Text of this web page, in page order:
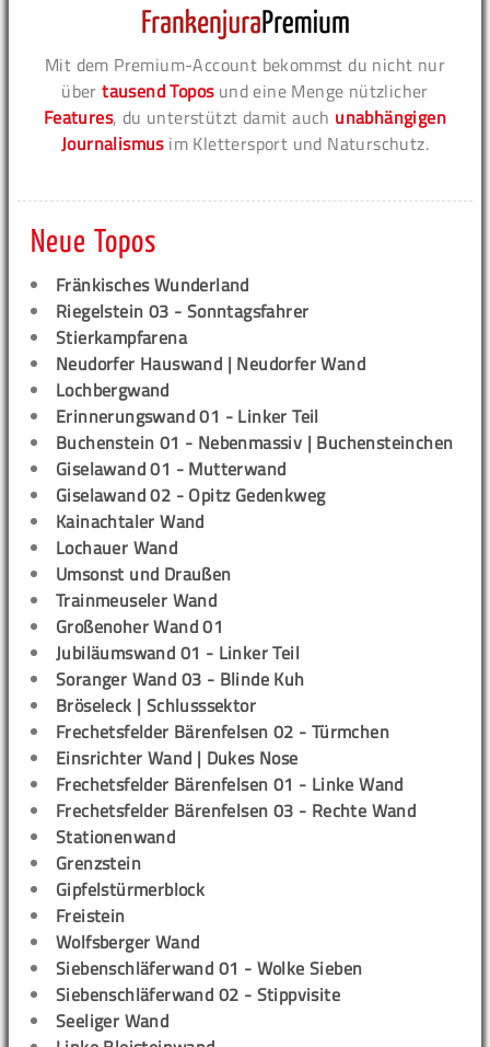
Mit dem Premium-Account bekommst du nicht nur
übertausend Toposund eine Menge nützlicher
Features, du unterstützt damit auch unabhängigen
Journalismusim Klettersport und Naturschutz.
Neue Topos
Fränkisches Wunderland
Riegelstein 03 - Sonntagsfahrer
Stierkampfarena
Neudorfer Hauswand | Neudorfer Wand
Lochbergwand
Erinnerungswand 01 - Linker Teil
Buchenstein 01 - Nebenmassiv | Buchensteinchen
Giselawand 01 - Mutterwand
Giselawand 02 - Opitz Gedenkweg
Kainachtaler Wand
Lochauer Wand
Umsonst und Draußen
Trainmeuseler Wand
Großenoher Wand 01
Jubiläumswand 01 - Linker Teil
Soranger Wand 03 - Blinde Kuh
Bröseleck | Schlusssektor
Frechetsfelder Bärenfelsen 02 - Türmchen
Einsrichter Wand | Dukes Nose
Frechetsfelder Bärenfelsen 01 - Linke Wand
Frechetsfelder Bärenfelsen 03 - Rechte Wand
Stationenwand
Grenzstein
Gipfelstürmerblock
Freistein
Wolfsberger Wand
Siebenschläferwand 01 - Wolke Sieben
Siebenschläferwand 02 - Stippvisite
Seeliger Wand